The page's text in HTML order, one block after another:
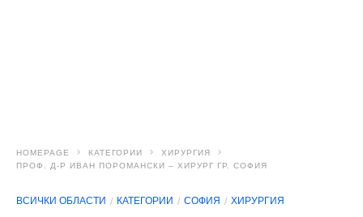
HOMEPAGE КАТЕГОРИИ
ХИРУРГИЯ
ПРОФ. Д-Р ИВАН ПОРОМАНСКИ – ХИРУРГ ГР. СОФИЯ
ВСИЧКИ ОБЛАСТИ КАТЕГОРИИ СОФИЯ ХИРУРГИЯ